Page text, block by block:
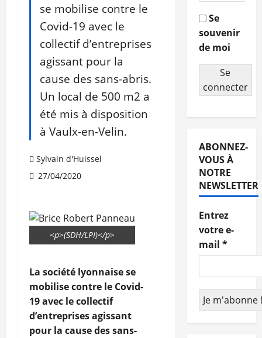
se mobilise contre le
Covid-19 avec le
collectif d’entreprises
agissant pour la
cause des sans-abris.
Un local de 500 m2 a
été mis à disposition
à Vaulx-en-Velin.
Sylvain d'Huissel
27/04/2020
<p>(SDH/LPI)</p>
La société lyonnaise se
mobilise contre le Covid-
19 avec le collectif
d’entreprises agissant
pour la cause des sans-
Se
souvenir
de moi
Se
connecter
ABONNEZ-
VOUS À
NOTRE
NEWSLETTER
Entrez
votre e-
mail *